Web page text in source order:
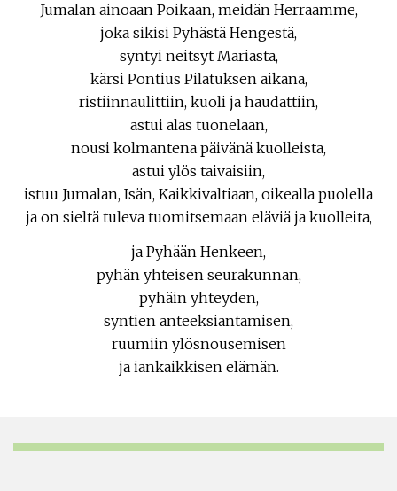
Jumalan ainoaan Poikaan, meidän Herraamme,
joka sikisi Pyhästä Hengestä,
syntyi neitsyt Mariasta,
kärsi Pontius Pilatuksen aikana,
ristiinnaulittiin, kuoli ja haudattiin,
astui alas tuonelaan,
nousi kolmantena päivänä kuolleista,
astui ylös taivaisiin,
istuu Jumalan, Isän, Kaikkivaltiaan, oikealla puolella
ja on sieltä tuleva tuomitsemaan eläviä ja kuolleita,
ja Pyhään Henkeen,
pyhän yhteisen seurakunnan,
pyhäin yhteyden,
syntien anteeksiantamisen,
ruumiin ylösnousemisen
ja iankaikkisen elämän.